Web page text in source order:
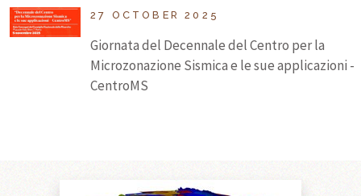
27 OCTOBER 2025
Giornata del Decennale del Centro per la
Microzonazione Sismica e le sue applicazioni -
CentroMS